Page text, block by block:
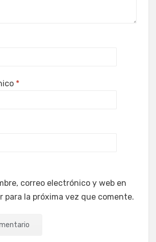
*
correo electrónico y web en
para la próxima vez que comente.